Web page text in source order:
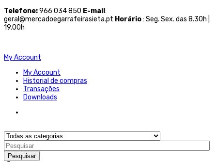
Telefone:966 034 850 E-mail :
geral@mercadoegarrafeirasieta.pt Horário: Seg. Sex. das 8.30h |
19.00h
My Account
My Account
Historial de compras
Transações
Downloads
Pesquisar